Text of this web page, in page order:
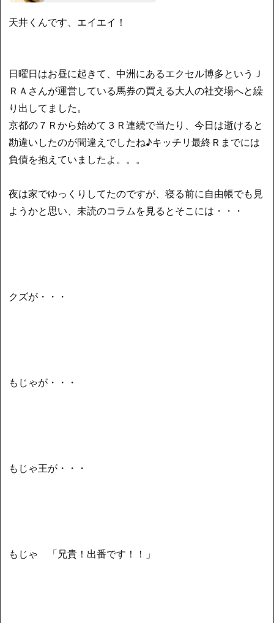
天井くんです、エイエイ！
日曜日はお昼に起きて、中洲にあるエクセル博多というＪ
ＲＡさんが運営している馬券の買える大人の社交場へと繰
り出してました。
京都の７Ｒから始めて３Ｒ連続で当たり、今日は逝けると
勘違いしたのが間違えでしたね♪キッチリ最終Ｒまでには
負債を抱えていましたよ。。。
夜は家でゆっくりしてたのですが、寝る前に自由帳でも見
ようかと思い、未読のコラムを見るとそこには・・・
クズが・・・
もじゃが・・・
もじゃ王が・・・
もじゃ 「兄貴！出番です！！」